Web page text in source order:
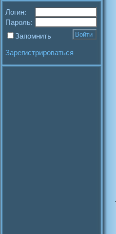
Логин:
Пароль:
Запомнить
Зарегистрироваться